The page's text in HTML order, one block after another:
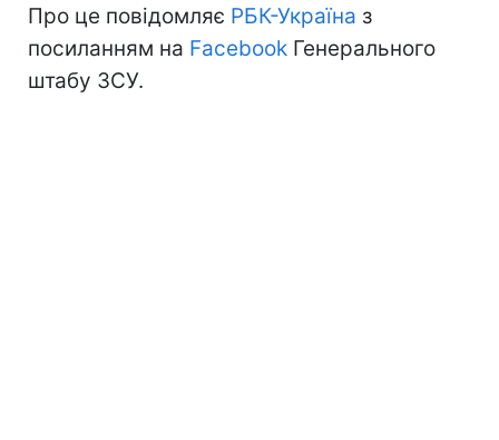
Про це повідомляє РБК-Україна з
посиланням на Facebook Генерального
штабу ЗСУ.